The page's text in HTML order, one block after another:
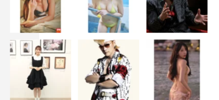
吉沢：いつも応援ありがとうございます！ 地上波や雑誌
掲載、1人ひとりの応援がないとかなわないことだし、こ
れからも皆でかなえられたらいいなと思います！